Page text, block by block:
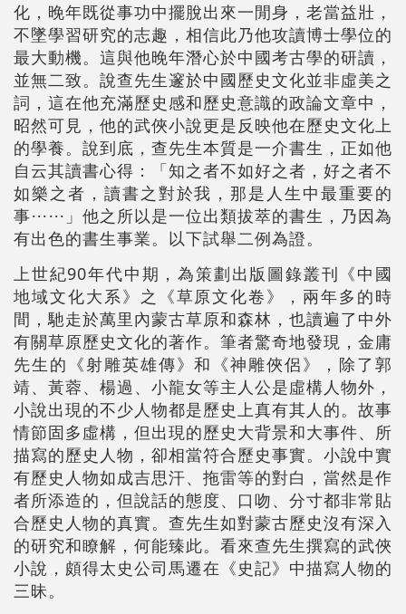
化，晚年既從事功中擺脫出來一閒身，老當益壯，
不墜學習研究的志趣，相信此乃他攻讀博士學位的
最大動機。這與他晚年潛心於中國考古學的研讀，
並無二致。說查先生邃於中國歷史文化並非虛美之
詞，這在他充滿歷史感和歷史意識的政論文章中，
昭然可見，他的武俠小說更是反映他在歷史文化上
的學養。說到底，查先生本質是一介書生，正如他
自云其讀書心得：「知之者不如好之者，好之者不
如樂之者，讀書之對於我，那是人生中最重要的
事⋯⋯」他之所以是一位出類拔萃的書生，乃因為
有出色的書生事業。以下試舉二例為證。
上世紀90年代中期，為策劃出版圖錄叢刊《中國
地域文化大系》之《草原文化卷》，兩年多的時
間，馳走於萬里內蒙古草原和森林，也讀遍了中外
有關草原歷史文化的著作。筆者驚奇地發現，金庸
先生的《射雕英雄傳》和《神雕俠侶》，除了郭
靖、黃蓉、楊過、小龍女等主人公是虛構人物外，
小說出現的不少人物都是歷史上真有其人的。故事
情節固多虛構，但出現的歷史大背景和大事件、所
描寫的歷史人物，卻相當符合歷史事實。小說中實
有歷史人物如成吉思汗、拖雷等的對白，當然是作
者所添造的，但說話的態度、口吻、分寸都非常貼
合歷史人物的真實。查先生如對蒙古歷史沒有深入
的研究和瞭解，何能臻此。看來查先生撰寫的武俠
小說，頗得太史公司馬遷在《史記》中描寫人物的
三昧。